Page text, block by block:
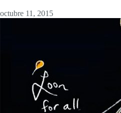
octubre 11, 2015